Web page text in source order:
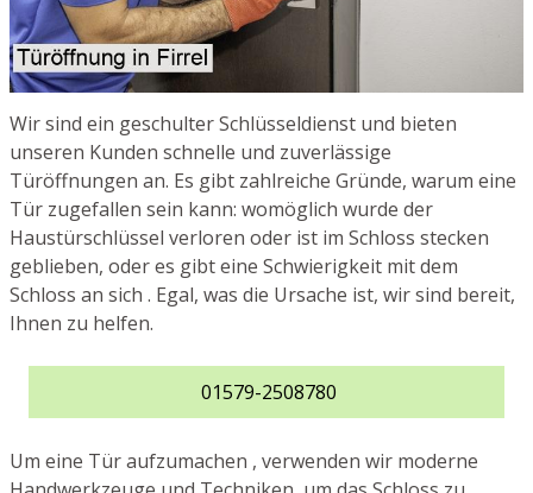
Wir sind ein geschulter Schlüsseldienst und bieten
unseren Kunden schnelle und zuverlässige
Türöffnungen an. Es gibt zahlreiche Gründe, warum eine
Tür zugefallen sein kann: womöglich wurde der
Haustürschlüssel verloren oder ist im Schloss stecken
geblieben, oder es gibt eine Schwierigkeit mit dem
Schloss an sich . Egal, was die Ursache ist, wir sind bereit,
Ihnen zu helfen.
01579-2508780
Um eine Tür aufzumachen , verwenden wir moderne